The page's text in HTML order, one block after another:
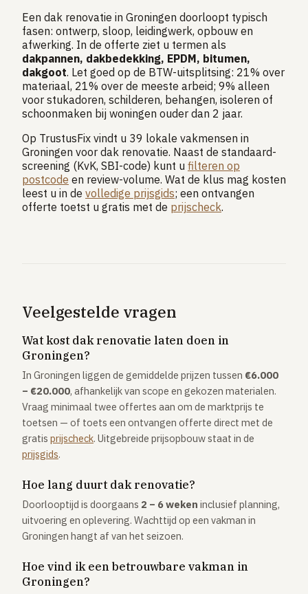
Een dak renovatie in Groningen doorloopt typisch
fasen: ontwerp, sloop, leidingwerk, opbouw en
afwerking. In de offerte ziet u termen als
dakpannen, dakbedekking, EPDM, bitumen,
dakgoot. Let goed op de BTW-uitsplitsing: 21% over
materiaal, 21% over de meeste arbeid; 9% alleen
voor stukadoren, schilderen, behangen, isoleren of
schoonmaken bij woningen ouder dan 2 jaar.
Op TrustusFix vindt u 39 lokale vakmensen in
Groningen voor dak renovatie. Naast de standaard-
screening (KvK, SBI-code) kunt u filteren op
postcode en review-volume. Wat de klus mag kosten
leest u in de volledige prijsgids; een ontvangen
offerte toetst u gratis met de prijscheck.
Veelgestelde vragen
Wat kost dak renovatie laten doen in
Groningen?
In Groningen liggen de gemiddelde prijzen tussen €6.000
– €20.000, afhankelijk van scope en gekozen materialen.
Vraag minimaal twee offertes aan om de marktprijs te
toetsen — of toets een ontvangen offerte direct met de
gratis prijscheck. Uitgebreide prijsopbouw staat in de
prijsgids.
Hoe lang duurt dak renovatie?
Doorlooptijd is doorgaans 2 – 6 weken inclusief planning,
uitvoering en oplevering. Wachttijd op een vakman in
Groningen hangt af van het seizoen.
Hoe vind ik een betrouwbare vakman in
Groningen?